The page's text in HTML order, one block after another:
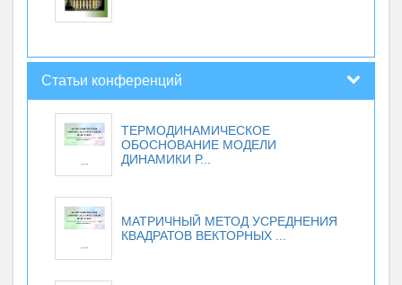
Статьи конференций
ТЕРМОДИНАМИЧЕСКОЕ
ОБОСНОВАНИЕ МОДЕЛИ
ДИНАМИКИ Р...
МАТРИЧНЫЙ МЕТОД УСРЕДНЕНИЯ
КВАДРАТОВ ВЕКТОРНЫХ ...